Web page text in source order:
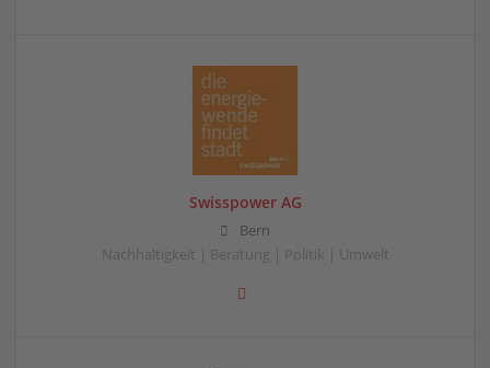
Swisspower AG
Bern
Nachhaltigkeit | Beratung | Politik | Umwelt